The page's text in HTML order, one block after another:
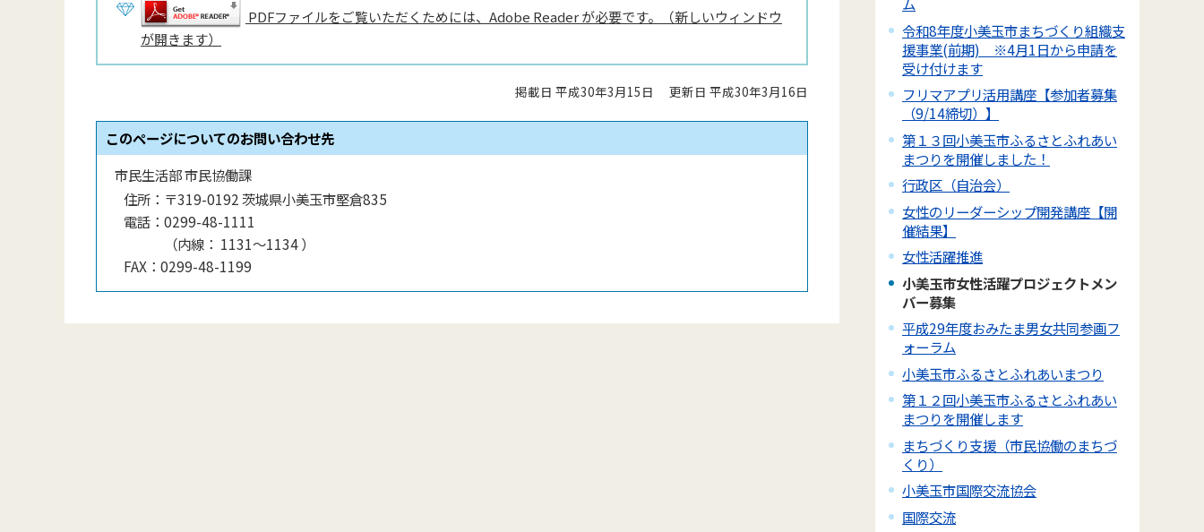
PDFファイルをご覧いただくためには、Adobe Reader が必要です。（新しいウィンドウ
が開きます）
掲載日 平成30年3月15日 更新日 平成30年3月16日
このページについてのお問い合わせ先
市民生活部 市民協働課
住所： 〒319-0192 茨城県小美玉市堅倉835
電話： 0299-48-1111
（内線 ： 1131〜1134）
FAX： 0299-48-1199
令和8年度小美玉市まちづくり組織支
援事業(前期) ※4月1日から申請を
受け付けます
フリマアプリ活用講座【参加者募集
（9/14締切）】
第１３回小美玉市ふるさとふれあい
まつりを開催しました！
行政区（自治会）
女性のリーダーシップ開発講座【開
催結果】
女性活躍推進
小美玉市女性活躍プロジェクトメン
バー募集
平成29年度おみたま男女共同参画フ
ォーラム
小美玉市ふるさとふれあいまつり
第１２回小美玉市ふるさとふれあい
まつりを開催します
まちづくり支援（市民協働のまちづ
くり）
小美玉市国際交流協会
国際交流